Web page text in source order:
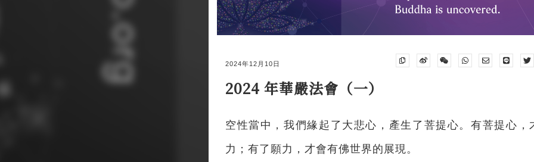
2024年12月10日
2024 年華嚴法會（一）
空性當中，我們緣起了大悲心，產生了菩提心。有菩提心，
力；有了願力，才會有佛世界的展現。